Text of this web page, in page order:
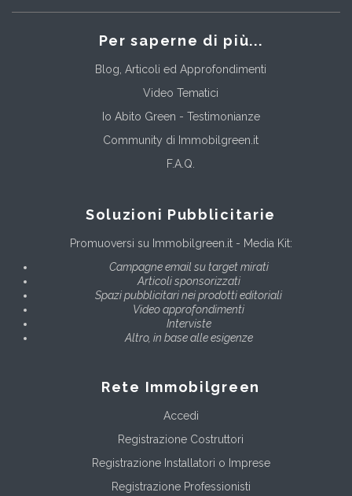
Per saperne di più...
Blog, Articoli ed Approfondimenti
Video Tematici
Io Abito Green - Testimonianze
Community di Immobilgreen.it
F.A.Q.
Soluzioni Pubblicitarie
Promuoversi su Immobilgreen.it - Media Kit:
Campagne email su target mirati
Articoli sponsorizzati
Spazi pubblicitari nei prodotti editoriali
Video approfondimenti
Interviste
Altro, in base alle esigenze
Rete Immobilgreen
Accedi
Registrazione Costruttori
Registrazione Installatori o Imprese
Registrazione Professionisti